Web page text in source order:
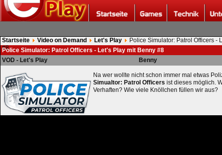
Startseite Video on Demand Let's Play
Police Simulator: Patrol Officers -
#8
Police Simulator: Patrol Officers - Let's Play mit Benny #8
VOD - Let's Play
Benny
Na wer wollte nicht schon immer mal etwas
Simualtor: Patrol Officers ist dieses möglich.
Verhaften? Wie viele Knöllchen füllen wir aus?